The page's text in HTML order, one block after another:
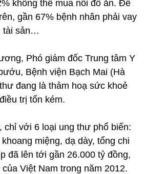
không thể mua nổi đồ ăn. Để
gần 67% bệnh nhân phải vay
tài sản…
Phó giám đốc Trung tâm Y
Bệnh viện Bạch Mai (Hà
đang là thảm hoạ sức khoẻ
trị tốn kém.
chỉ với 6 loại ung thư phổ biến:
miệng, dạ dày, tổng chi
đã lên tới gần 26.000 tỷ đồng,
Việt Nam trong năm 2012.